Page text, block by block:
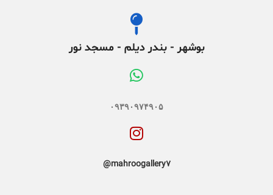
بوشهر - بندر دیلم - مسجد نور
۰۹۳۹۰۹۷۴۹۰۵
mahroogallery7@